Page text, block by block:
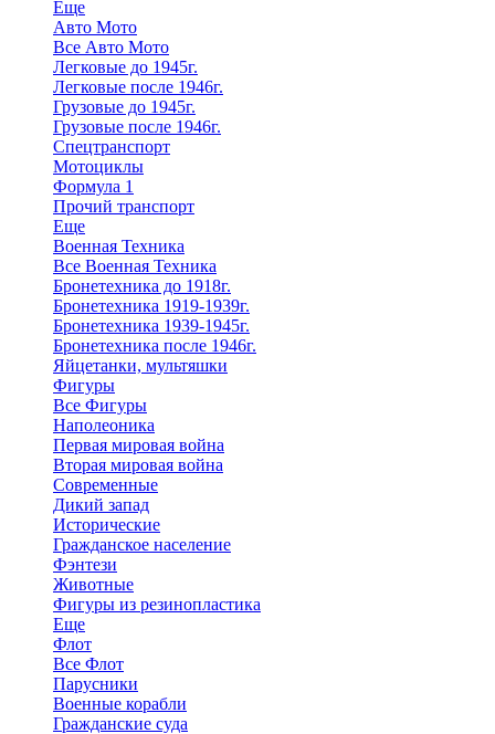
Еще
Авто Мото
Все Авто Мото
Легковые до 1945г.
Легковые после 1946г.
Грузовые до 1945г.
Грузовые после 1946г.
Спецтранспорт
Мотоциклы
Формула 1
Прочий транспорт
Еще
Военная Техника
Все Военная Техника
Бронетехника до 1918г.
Бронетехника 1919-1939г.
Бронетехника 1939-1945г.
Бронетехника после 1946г.
Яйцетанки, мультяшки
Фигуры
Все Фигуры
Наполеоника
Первая мировая война
Вторая мировая война
Современные
Дикий запад
Исторические
Гражданское население
Фэнтези
Животные
Фигуры из резинопластика
Еще
Флот
Все Флот
Парусники
Военные корабли
Гражданские суда